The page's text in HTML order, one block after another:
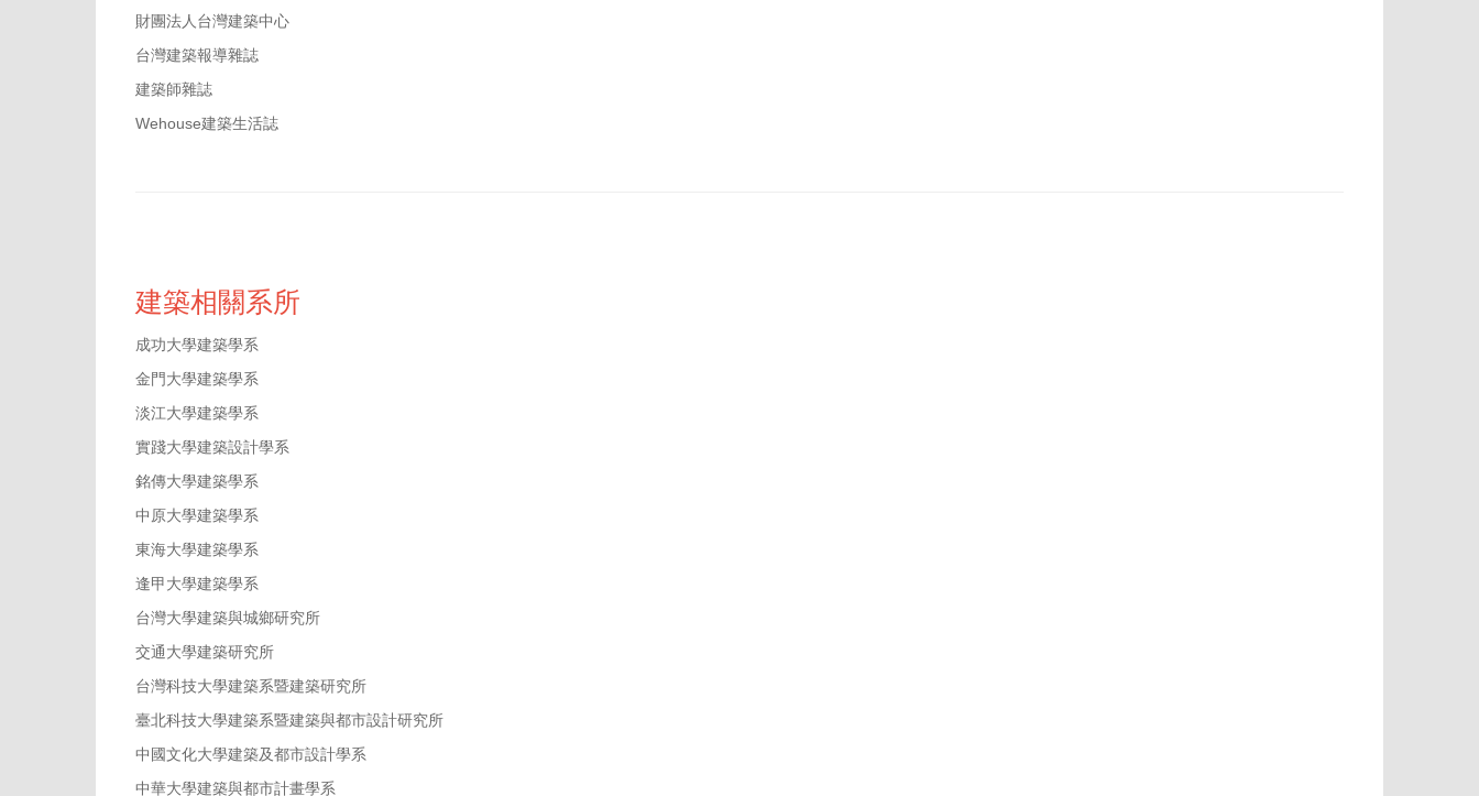
財團法人台灣建築中心
台灣建築報導雜誌
建築師雜誌
Wehouse建築生活誌
建築相關系所
成功大學建築學系
金門大學建築學系
淡江大學建築學系
實踐大學建築設計學系
銘傳大學建築學系
中原大學建築學系
東海大學建築學系
逢甲大學建築學系
台灣大學建築與城鄉研究所
交通大學建築研究所
台灣科技大學建築系暨建築研究所
臺北科技大學建築系暨建築與都市設計研究所
中國文化大學建築及都市設計學系
中華大學建築與都市計畫學系